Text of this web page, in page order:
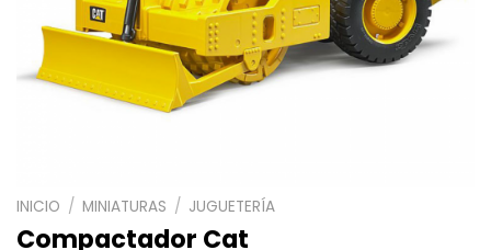
INICIO / MINIATURAS / JUGUETERÍA
Compactador Cat